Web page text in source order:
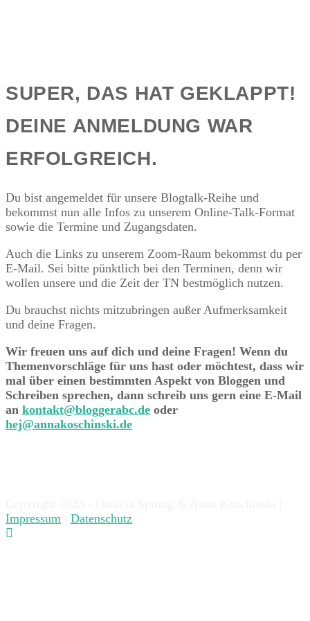
SUPER, DAS HAT GEKLAPPT!
DEINE ANMELDUNG WAR
ERFOLGREICH.
Du bist angemeldet für unsere Blogtalk-Reihe und
bekommst nun alle Infos zu unserem Online-Talk-Format
sowie die Termine und Zugangsdaten.
Auch die Links zu unserem Zoom-Raum bekommst du per
E-Mail. Sei bitte pünktlich bei den Terminen, denn wir
wollen unsere und die Zeit der TN bestmöglich nutzen.
Du brauchst nichts mitzubringen außer Aufmerksamkeit
und deine Fragen.
Wir freuen uns auf dich und deine Fragen! Wenn du
Themenvorschläge für uns hast oder möchtest, dass wir
mal über einen bestimmten Aspekt von Bloggen und
Schreiben sprechen, dann schreib uns gern eine E-Mail
an kontakt@bloggerabc.de oder
hej@annakoschinski.de
Impressum
Datenschutz